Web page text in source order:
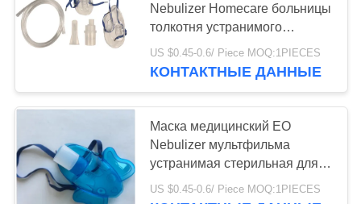
О
НАС
ПУТЕШЕСТВИЕ
ПРОВЕРКА
КАЧЕСТВА
Трубка собрания
крови вакуума
52
Nebulizer Homecare больницы
толкотня устранимого
взрослого анти-
US $0.45-0.6/ Piece MOQ:1PIECES
КОНТАКТНЫЕ ДАННЫЕ
Маска медицинский EO
Nebulizer мультфильма
устранимая стерильная для
ребенка
US $0.45-0.6/ Piece MOQ:1PIECES